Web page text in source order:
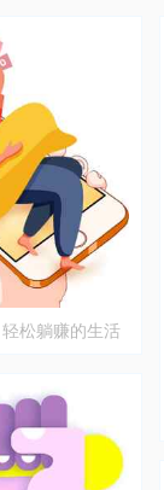
松躺赚的生活